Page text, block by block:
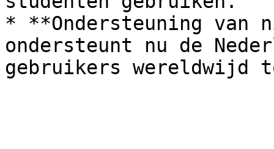
* **Ondersteuning van
ondersteunt nu de